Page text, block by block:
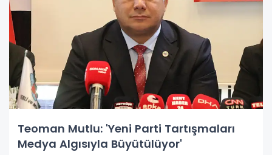
Teoman Mutlu: 'Yeni Parti Tartışmaları
Medya Algısıyla Büyütülüyor'